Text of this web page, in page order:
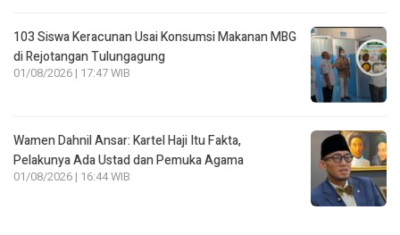
103 Siswa Keracunan Usai Konsumsi Makanan MBG
di Rejotangan Tulungagung
01/08/2026 | 17:47 WIB
Wamen Dahnil Ansar: Kartel Haji Itu Fakta,
Pelakunya Ada Ustad dan Pemuka Agama
01/08/2026 | 16:44 WIB